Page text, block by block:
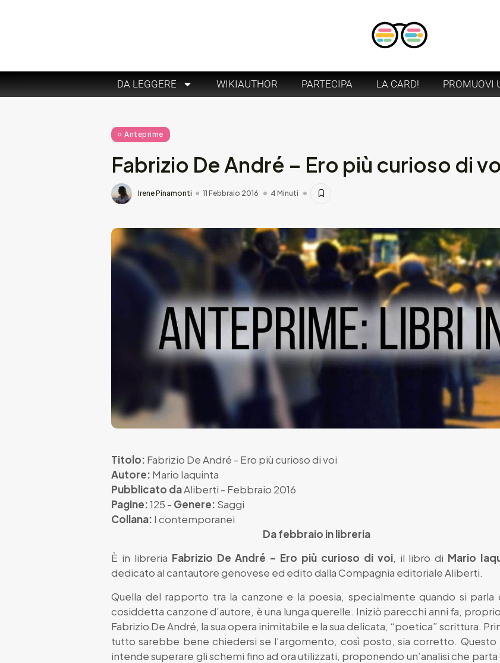
DA LEGGERE WIKIAUTHOR PARTECIPA LA CARD! PROMUOVI
Anteprime
Fabrizio De André – Ero più curioso di
Irene Pinamonti 11 Febbraio 2016 4 Minuti
Titolo: Fabrizio De André - Ero più curioso di voi
Autore: Mario Iaquinta
Pubblicato daAliberti - Febbraio 2016
Pagine:125 - Genere: Saggi
Collana: I contemporanei
Da febbraio in libreria
È in libreria Fabrizio De André – Ero più curioso di voi, il libro di Mario
dedicato al cantautore genovese ed edito dalla Compagnia editoriale Aliberti.
Quella del rapporto tra la canzone e la poesia, specialmente quando si parla
cosiddetta canzone d’autore, è una lunga querelle. Iniziò parecchi anni fa,
Fabrizio De André, la sua opera inimitabile e la sua delicata, “poetica” scrittura.
tutto sarebbe bene chiedersi se l’argomento, così posto, sia corretto. Questo
intende superare gli schemi fino ad ora utilizzati, proponendo un’analisi che parta